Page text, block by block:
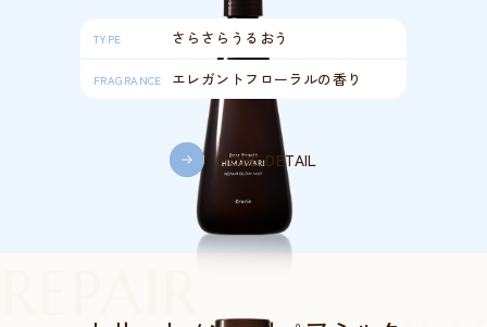
TYPE さらさらうるおう
FRAGRANCE エレガントフローラルの香り
MORE DETAIL